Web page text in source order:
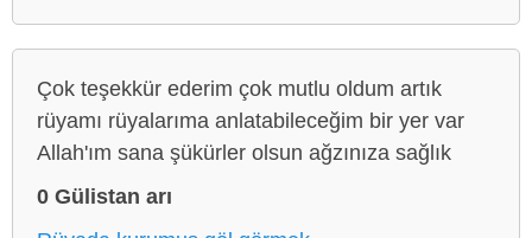
Çok teşekkür ederim çok mutlu oldum artık
rüyamı rüyalarıma anlatabileceğim bir yer var
Allah'ım sana şükürler olsun ağzınıza sağlık
0 Gülistan arı